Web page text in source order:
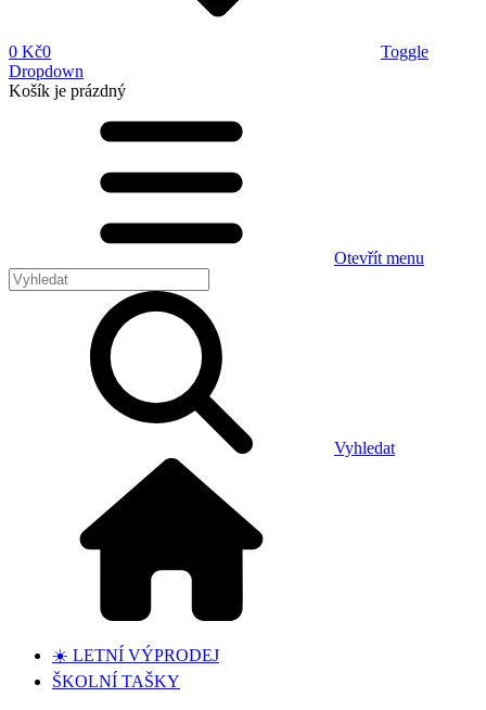
0 Kč0
Toggle
Dropdown
Košík je prázdný
Otevřít menu
Vyhledat
☀️ LETNÍ VÝPRODEJ
ŠKOLNÍ TAŠKY